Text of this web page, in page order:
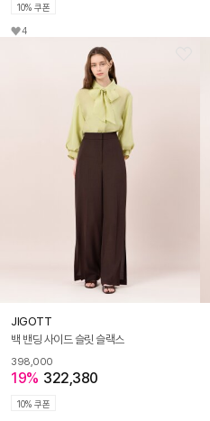
10% 쿠폰
4
JIGOTT
백 밴딩 사이드 슬릿 슬랙스
398,000
19% 322,380
10% 쿠폰